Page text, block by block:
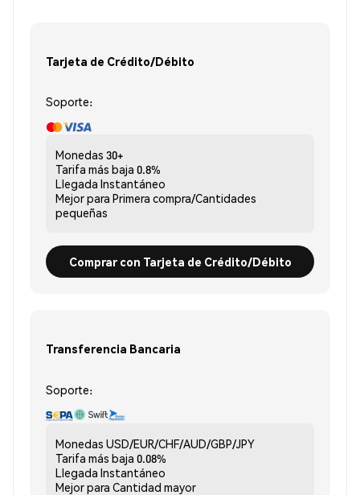
Tarjeta de Crédito/Débito
Soporte:
Monedas 30+
Tarifa más baja 0.8%
Llegada Instantáneo
Mejor para Primera compra/Cantidades
pequeñas
Comprar con Tarjeta de Crédito/Débito
Transferencia Bancaria
Soporte:
Monedas USD/EUR/CHF/AUD/GBP/JPY
Tarifa más baja 0.08%
Llegada Instantáneo
Mejor para Cantidad mayor